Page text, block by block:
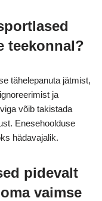
teekonnal?
tähelepanuta jätmist,
ja
võib takistada
Enesehoolduse
hädavajalik.
pidevalt
vaimse